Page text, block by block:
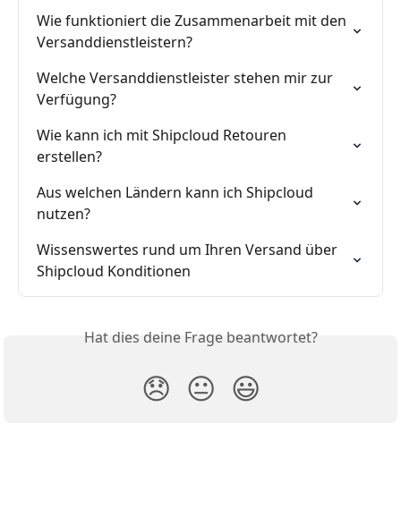
Wie funktioniert die Zusammenarbeit mit den
Versanddienstleistern?
Welche Versanddienstleister stehen mir zur
Verfügung?
Wie kann ich mit Shipcloud Retouren
erstellen?
Aus welchen Ländern kann ich Shipcloud
nutzen?
Wissenswertes rund um Ihren Versand über
Shipcloud Konditionen
Hat dies deine Frage beantwortet?
😞 😐 😃